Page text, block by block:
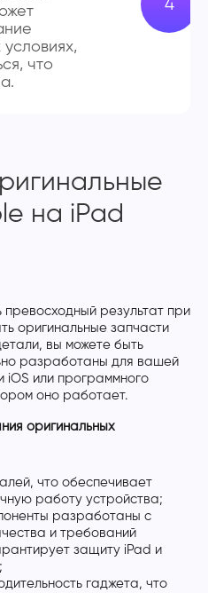
что
на iPad
результат при
оригинальные запчасти
вы можете быть
разработаны для вашей
iOS или программного
оно работает.
оригинальных
что обеспечивает
работу устройства;
разработаны с
и требований
защиту iPad и
гаджета, что